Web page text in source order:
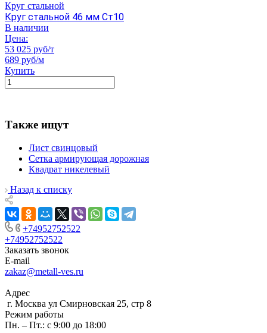
Круг стальной
Круг стальной 46 мм Ст10
В наличии
Цена:
53 025 руб/т
689 руб/м
Купить
Также ищут
Лист свинцовый
Сетка армирующая дорожная
Квадрат никелевый
Назад к списку
+74952752522
+74952752522
Заказать звонок
E-mail
zakaz@metall-ves.ru
Адрес
г. Москва ул Смирновская 25, стр 8
Режим работы
Пн. – Пт.: с 9:00 до 18:00